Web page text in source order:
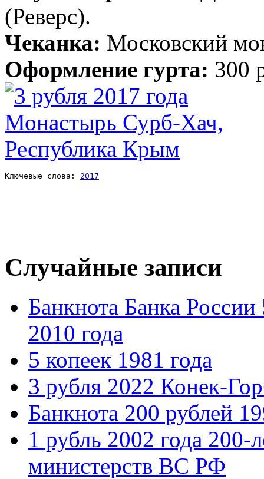
(Реверс).
Чеканка: Московский
Оформление гурта: 300
Ключевые слова: 2017
Случайные записи
Банкнота Банка
2010 года
5 копеек 1981 года
3 рубля 2022 Конек-
Банкнота 200 рублей
1 рубль 2002 года 200-
министерств ВС РФ